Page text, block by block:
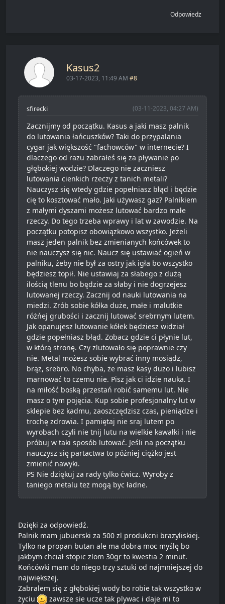
Odpowiedz
Kasus2
03-17-2023, 11:49 AM #8
(03-11-2023, 04:27 AM)
sfirecki
Zacznijmy od początku. Kasus a jaki masz palnik
do lutowania łańcuszków? Taki do przypalania
cygar jak większość "fachowców" w internecie? I
dlaczego od razu zabrałeś się za pływanie po
głębokiej wodzie? Dlaczego nie zaczniesz
lutowania cienkich rzeczy z tanich metali?
Nauczysz się wtedy gdzie popełniasz błąd i będzie
cię to kosztować mało. Jaki używasz gaz? Palnikiem
z małymi dyszami możesz lutować bardzo małe
rzeczy. Do tego trzeba wprawy i lat w zawodzie. Na
początku potopisz obowiązkowo wszystko. Jeżeli
masz jeden palnik bez zmienianych końcówek to
nie nauczysz się nic. Naucz się ustawiać ogień w
palniku, żeby nie był za ostry jak igła bo wszystko
będziesz topił. Nie ustawiaj za słabego z dużą
ilością tlenu bo będzie za słaby i nie dogrzejesz
lutowanej rzeczy. Zacznij od nauki lutowania na
miedzi. Zrób sobie kółka duże, małe i malutkie
różńej grubości i zacznij lutować srebrnym lutem.
Jak opanujesz lutowanie kółek będziesz widział
gdzie popełniasz błąd. Zobacz gdzie ci płynie lut,
w którą stronę. Czy zlutowało się poprawnie czy
nie. Metal możesz sobie wybrać inny mosiądz,
brąz, srebro. No chyba, że masz kasy dużo i lubisz
marnować to czemu nie. Pisz jak ci idzie nauka. I
na miłość boską przestań robić samemu lut. Nie
masz o tym pojęcia. Kup sobie profesjonalny lut w
sklepie bez kadmu, zaoszczędzisz czas, pieniądze i
trochę zdrowia. I pamiętaj nie sraj lutem po
wyrobach czyli nie tnij lutu na wielkie kawałki i nie
próbuj w taki sposób lutować. Jeśli na początku
nauczysz się partactwa to później ciężko jest
zmienić nawyki.
PS Nie dziękuj za rady tylko ćwicz. Wyroby z
taniego metalu też mogą byc ładne.
Dzięki za odpowiedź.
Palnik mam jubuerski za 500 zl produkcni brazyliskiej.
Tylko na propan butan ale ma dobrą moc myślę bo
jakbym chciał stopic zlom 30gr to kwestia 2 minut.
Końcówki mam do niego trzy sztuki od najmniejszej do
największej.
Zabralem się z głębokiej wody bo robie tak wszystko w
życiu
zawsze sie ucze tak plywac i daje mi to